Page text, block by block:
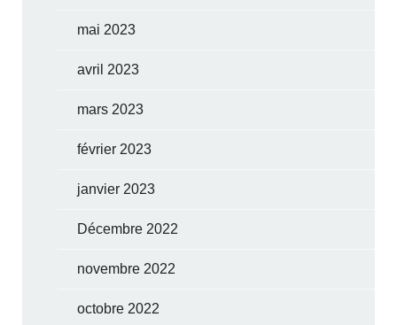
mai 2023
avril 2023
mars 2023
février 2023
janvier 2023
Décembre 2022
novembre 2022
octobre 2022